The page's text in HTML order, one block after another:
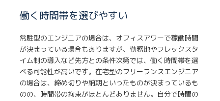
働く時間帯を選びやすい
常駐型のエンジニアの場合は、オフィスアワーで稼働時間
が決まっている場合もありますが、勤務地やフレックスタ
イム制の導入など先方との条件次第では、働く時間帯を選
べる可能性が高いです。在宅型のフリーランスエンジニア
の場合は、締め切りや納期といったものが決まっているも
のの、時間帯の拘束がほとんどありません。自分で時間の